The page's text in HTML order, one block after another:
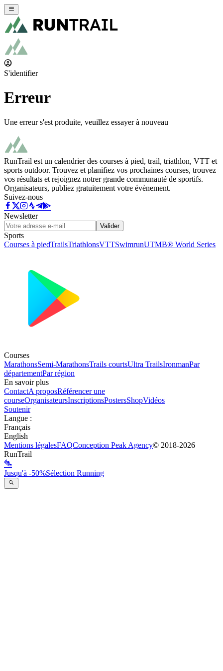
S'identifier
Erreur
Une erreur s'est produite, veuillez essayer à nouveau
RunTrail est un calendrier des courses à pied, trail, triathlon, VTT et
sports outdoor. Trouvez et planifiez vos prochaines courses, trouvez
vos résultats et rejoignez notrer grande communauté de sportifs.
Organisateurs, publiez gratuitement votre évènement.
Suivez-nous
Newsletter
Valider
Sports
Courses à piedTrailsTriathlonsVTTSwimrunUTMB® World Series
Courses
MarathonsSemi-MarathonsTrails courtsUltra TrailsIronmanPar
départementPar région
En savoir plus
ContactA proposRéférencer une
courseOrganisateursInscriptionsPostersShopVidéos
Soutenir
Langue :
Français
English
Mentions légalesFAQConception Peak Agency© 2018-2026
RunTrail
Jusqu'à -50%Sélection Running